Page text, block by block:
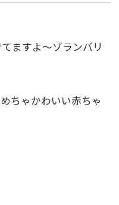
ますよ〜ゾランバリ
ちゃかわいい赤ちゃ